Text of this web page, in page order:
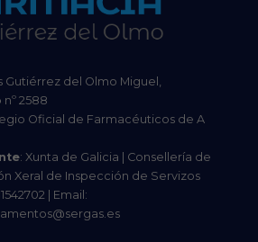
Gutiérrez del Olmo Miguel,
nº 2588
Oficial de Farmacéuticos de A
: Xunta de Galicia | Consellería de
Xeral de Inspección de Servizos
| Email: